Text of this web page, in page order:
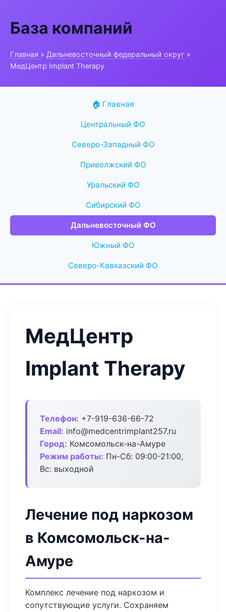
База компаний
Главная » Дальневосточный федеральный округ »
МедЦентр Implant Therapy
🏠 Главная
Центральный ФО
Северо-Западный ФО
Приволжский ФО
Уральский ФО
Сибирский ФО
Дальневосточный ФО
Южный ФО
Северо-Кавказский ФО
МедЦентр
Implant Therapy
Телефон: +7-919-636-66-72
Email: info@medcentrimplant257.ru
Город: Комсомольск-на-Амуре
Режим работы: Пн-Сб: 09:00-21:00,
Вс: выходной
Лечение под наркозом
в Комсомольск-на-
Амуре
Комплекс лечение под наркозом и
сопутствующие услуги. Сохраняем